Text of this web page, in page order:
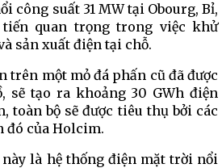
công suất 31 MW tại Obourg, Bỉ,
tiến quan trọng trong việc khử
sản xuất điện tại chỗ.
trên một mỏ đá phấn cũ đã được
sẽ tạo ra khoảng 30 GWh điện
toàn bộ sẽ được tiêu thụ bởi các
đó của Holcim.
nàylà hệ thống điện mặt trời nổi